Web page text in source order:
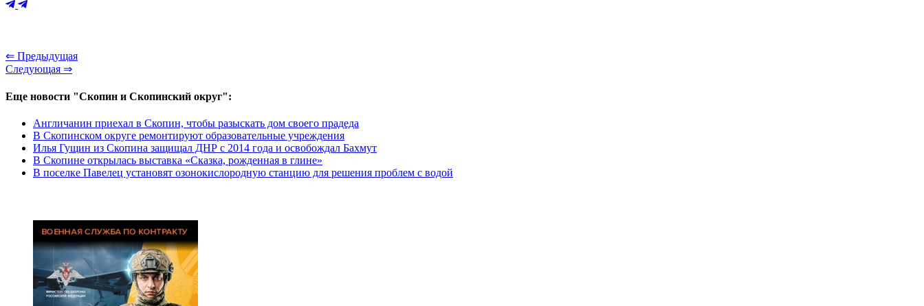
⇐ Предыдущая
Следующая ⇒
Еще новости "Скопин и Скопинский округ":
Англичанин приехал в Скопин, чтобы разыскать дом своего прадеда
В Скопинском округе ремонтируют образовательные учреждения
Илья Гущин из Скопина защищал ДНР с 2014 года и освобождал Бахмут
В Скопине открылась выставка «Сказка, рожденная в глине»
В поселке Павелец установят озонокислородную станцию для решения проблем с водой